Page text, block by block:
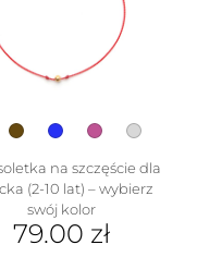
na szczęście dla
(2-10 lat) – wybierz
swój kolor
79.00 zł